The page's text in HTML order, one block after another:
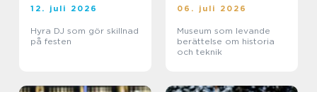
12. juli 2026
Hyra DJ som gör skillnad
på festen
06. juli 2026
Museum som levande
berättelse om historia
och teknik